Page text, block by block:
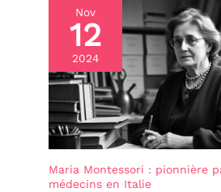
Nov
12
2024
Maria Montessori : pionnière
médecins en Italie